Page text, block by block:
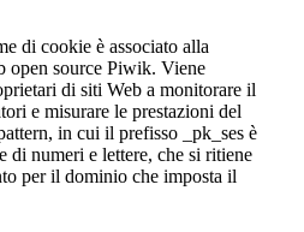
di cookie è associato alla
open source Piwik. Viene
di siti Web a monitorare il
e misurare le prestazioni del
in cui il prefisso _pk_ses è
di numeri e lettere, che si ritiene
per il dominio che imposta il